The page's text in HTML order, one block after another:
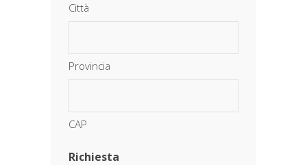
Città
Provincia
CAP
Richiesta